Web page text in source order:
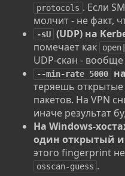
protocols . Если
молчит - не факт,
-sU (UDP) на
помечает как
UDP-скан -
--min-rate 5000
теряешь
пакетов. На VPN
иначе результат
На Windows-
один открытый
этого fingerprint
osscan-guess .